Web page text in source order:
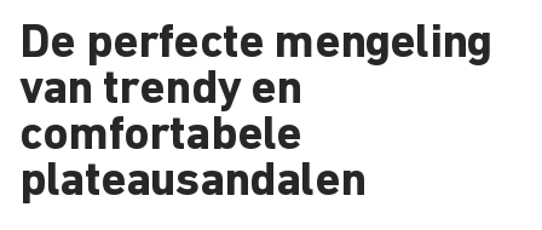
De perfecte mengeling
van trendy en
comfortabele
plateausandalen